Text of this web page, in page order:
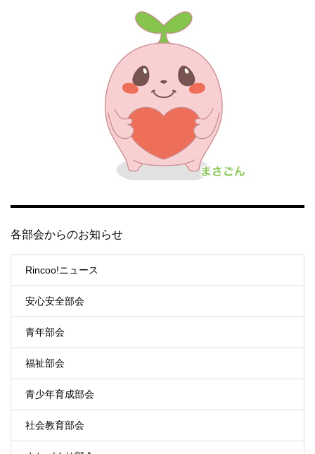
各部会からのお知らせ
Rincoo!ニュース
安心安全部会
青年部会
福祉部会
青少年育成部会
社会教育部会